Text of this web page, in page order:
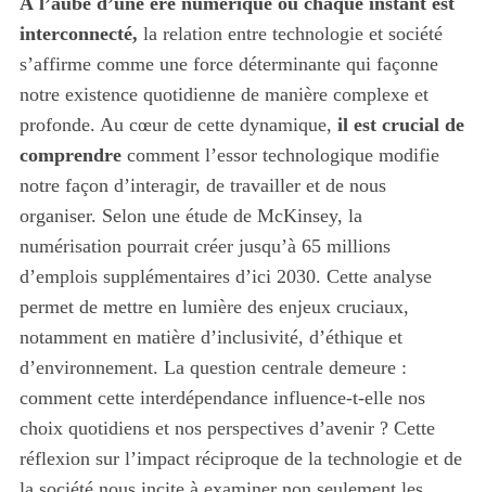
interconnecté, la relation entre technologie et société
s’affirme comme une force déterminante qui façonne
notre existence quotidienne de manière complexe et
profonde. Au cœur de cette dynamique, il est crucial de
comprendrecomment l’essor technologique modifie
notre façon d’interagir, de travailler et de nous
organiser. Selon une étude de McKinsey, la
numérisation pourrait créer jusqu’à 65 millions
d’emplois supplémentaires d’ici 2030. Cette analyse
permet de mettre en lumière des enjeux cruciaux,
notamment en matière d’inclusivité, d’éthique et
d’environnement. La question centrale demeure :
comment cette interdépendance influence-t-elle nos
choix quotidiens et nos perspectives d’avenir ? Cette
réflexion sur l’impact réciproque de la technologie et de